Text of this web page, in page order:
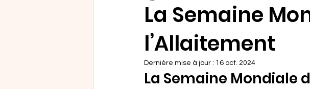
La Semaine
l’Allaitement
Dernière mise à jour : 16 oct. 2024
La Semaine Mondiale